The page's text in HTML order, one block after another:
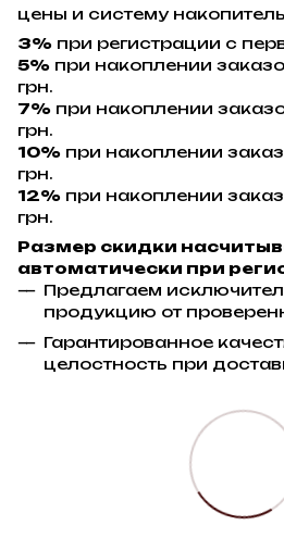
цены и систему
3% при регистрации с
5% при накоплении
грн.
7% при накоплении
грн.
10% при накоплении
грн.
12% при накоплении
грн.
Размер скидки
автоматически при
Предлагаем
продукцию от
Гарантированное
целостность при